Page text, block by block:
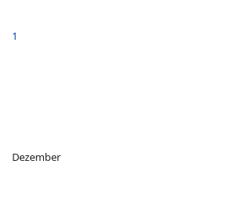
1
Dezember